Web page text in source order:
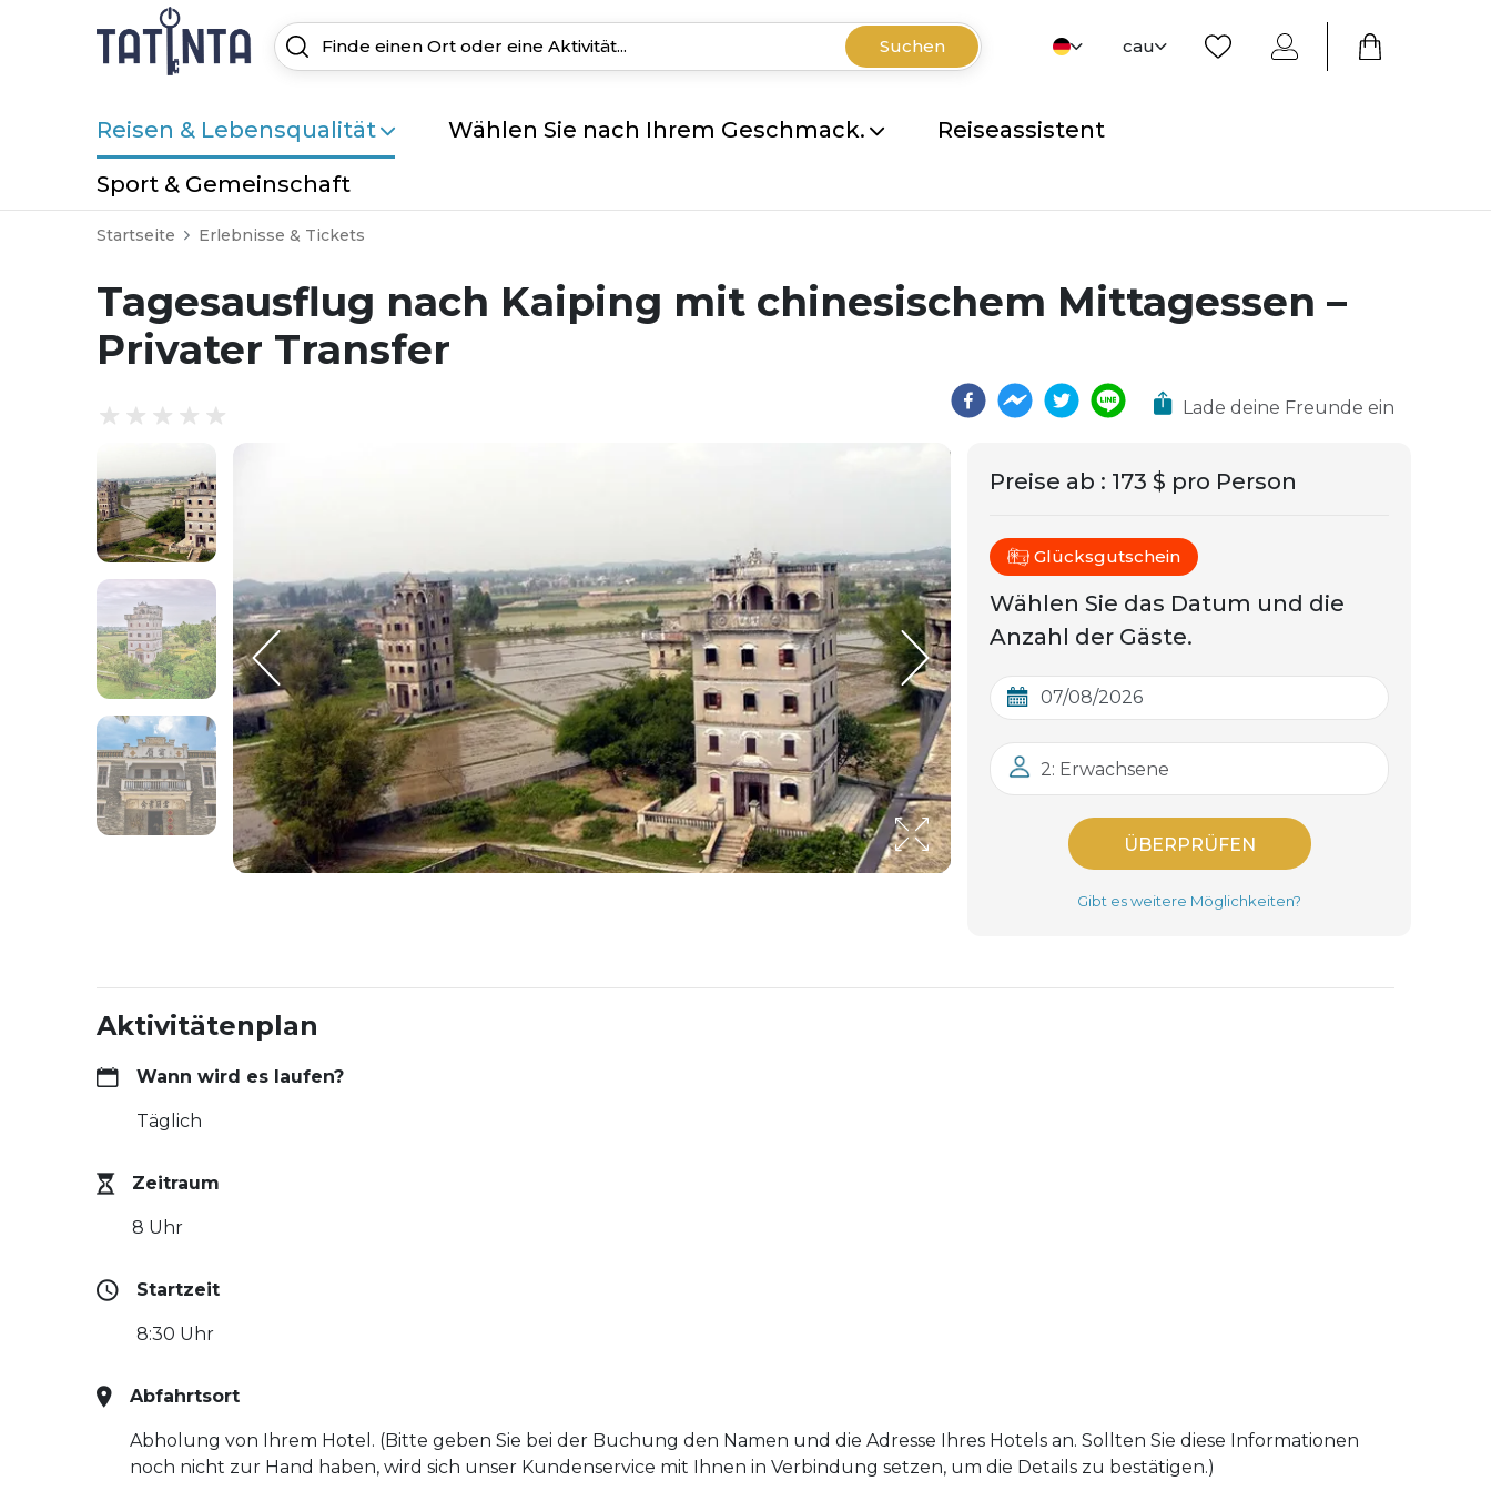
Suchen cau
Reisen & Lebensqualität Wählen Sie nach Ihrem Geschmack. Reiseassistent
Sport & Gemeinschaft
Startseite Erlebnisse & Tickets
Tagesausflug nach Kaiping mit chinesischem Mittagessen –
Privater Transfer
Lade deine Freunde ein
Preise ab : 173 $ pro Person
Glücksgutschein
Wählen Sie das Datum und die
Anzahl der Gäste.
2: Erwachsene
ÜBERPRÜFEN
Gibt es weitere Möglichkeiten?
Aktivitätenplan
Wann wird es laufen?
Täglich
Zeitraum
8 Uhr
Startzeit
8:30 Uhr
Abfahrtsort
Abholung von Ihrem Hotel. (Bitte geben Sie bei der Buchung den Namen und die Adresse Ihres Hotels an. Sollten Sie diese Informationen
noch nicht zur Hand haben, wird sich unser Kundenservice mit Ihnen in Verbindung setzen, um die Details zu bestätigen.)